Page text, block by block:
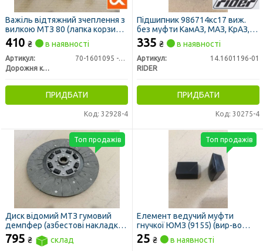
Важіль відтяжний зчеплення з
вилкою МТЗ 80 (лапка корзини)
к-кт 3шт (ДК)
410 ₴ в наявності
Артикул:
70-1601095 -01
Дорожня карта
ПРИДБАТИ
Код: 32928-4
Підшипник 986714кс17 виж.
без муфти КамАЗ, МАЗ, КрАЗ,
МТЗ, УРАЛ (RIDER)
335 ₴ в наявності
Артикул:
14.1601196-01
RIDER
ПРИДБАТИ
Код: 30275-4
Диск відомий МТЗ гумовий
демпфер (азбестові накладки)
(вир-во JFD)
795 ₴ склад
Топ продажів
Елемент ведучий муфти
гнучкої ЮМЗ (9155) (вир-во
Біко)
25 ₴ в наявності
Топ продажів